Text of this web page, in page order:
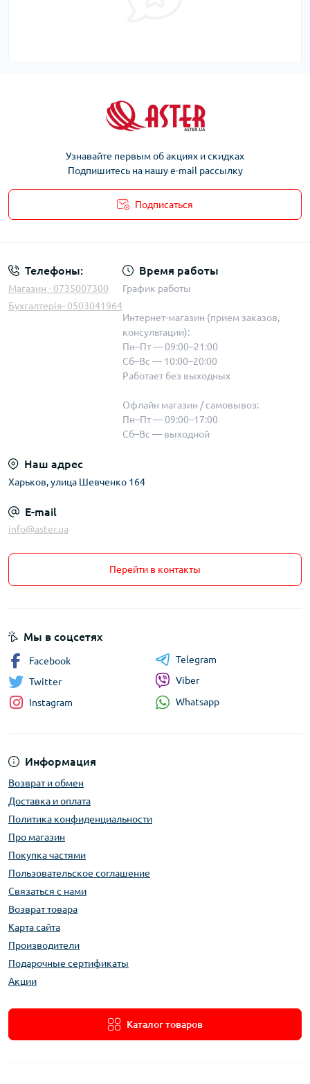
Узнавайте первым об акциях и скидках
Подпишитесь на нашу e-mail рассылку
Подписаться
Телефоны:
Магазин - 0735007300
Бухгалтерія- 0503041964
Время работы
График работы
Интернет-магазин (прием заказов,
консультации):
Пн–Пт — 09:00–21:00
Сб–Вс — 10:00–20:00
Работает без выходных
Офлайн магазин / самовывоз:
Пн–Пт — 09:00–17:00
Сб–Вс — выходной
Наш адрес
Харьков, улица Шевченко 164
E-mail
info@aster.ua
Перейти в контакты
Информация
Возврат и обмен
Доставка и оплата
Политика конфиденциальности
Про магазин
Покупка частями
Пользовательское соглашение
Связаться с нами
Возврат товара
Карта сайта
Производители
Подарочные сертификаты
Акции
Каталог товаров
Мы в соцсетях
Facebook
Twitter
Instagram
Telegram
Viber
Whatsapp